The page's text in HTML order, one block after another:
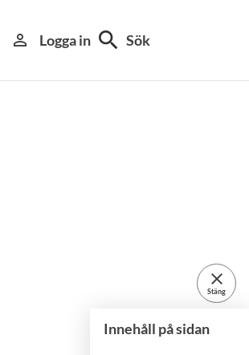
person_outline Logga in search Sök
close
Stäng
Innehåll på sidan